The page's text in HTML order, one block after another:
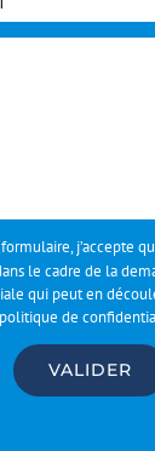
j’accepte
le cadre de la
qui peut en
politique de